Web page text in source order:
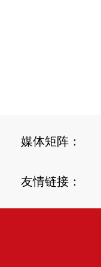
媒体矩阵：
友情链接：